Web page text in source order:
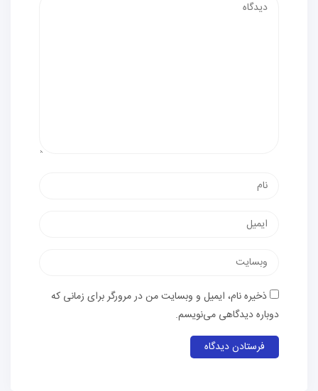
ذخیره نام، ایمیل و وبسایت من در مرورگر برای زمانی که
دوباره دیدگاهی می‌نویسم.